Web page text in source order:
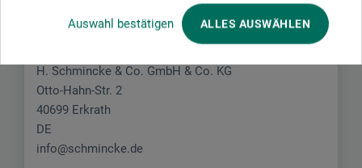
Auswahl bestätigen ALLES AUSWÄHLEN
Hier finden Sie die Kontaktdaten des Herstellers zu
diesem Produkt.
H. Schmincke & Co. GmbH & Co. KG
Otto-Hahn-Str. 2
40699 Erkrath
DE
info@schmincke.de